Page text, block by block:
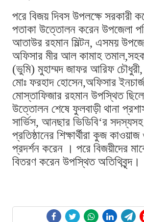
পরে বিজয় দিবস উপলক্ষে সরকারী
পতাকা উত্তোলন করেন উপজেলা
আতাউর রহমান মিল্টন, এসময়
অফিসার মীর আল কামাহ
(ভুমি) মুহাম্মদ জাফর আরিফ চৌধুরী,
মোঃ ফরহাদ হোসেন,অফিসার
মোস্তাফিজার রহমান উপস্থিত
উত্তোলন শেষে ফুলবাড়ী থানা
সার্ভিস, আনছার ভিডিবি‘র সদস্যসহ
প্রতিষ্ঠানের শিক্ষার্থীরা কুজ
প্রদর্শন করেন । পরে বিজয়ীদের
বিতরণ করেন উপস্থিত অতিথিবৃন্দ।